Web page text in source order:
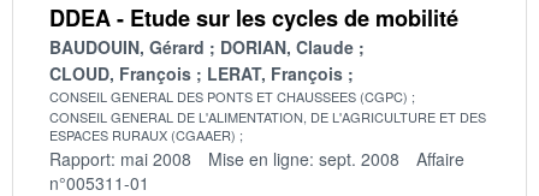
DDEA - Etude sur les cycles de mobilité
BAUDOUIN, Gérard
DORIAN, Claude
CLOUD, François
LERAT, François
CONSEIL GENERAL DES PONTS ET CHAUSSEES (CGPC)
CONSEIL GENERAL DE L'ALIMENTATION, DE L'AGRICULTURE ET DES
ESPACES RURAUX (CGAAER)
Rapport: mai 2008 Mise en ligne: sept. 2008
Affaire
n°005311-01